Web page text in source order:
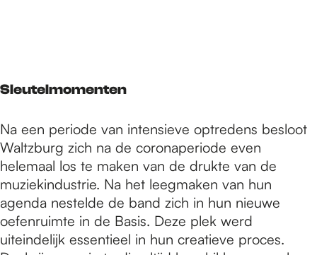
Sleutelmomenten
Na een periode van intensieve optredens besloot
Waltzburg zich na de coronaperiode even
helemaal los te maken van de drukte van de
muziekindustrie. Na het leegmaken van hun
agenda nestelde de band zich in hun nieuwe
oefenruimte in de Basis. Deze plek werd
uiteindelijk essentieel in hun creatieve proces.